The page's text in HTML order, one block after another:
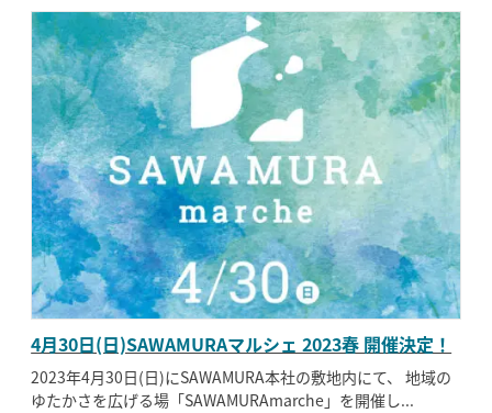
4月30日(日)SAWAMURAマルシェ 2023春 開催決定！
2023年4月30日(日)にSAWAMURA本社の敷地内にて、 地域の
ゆたかさを広げる場「SAWAMURAmarche」を開催し...